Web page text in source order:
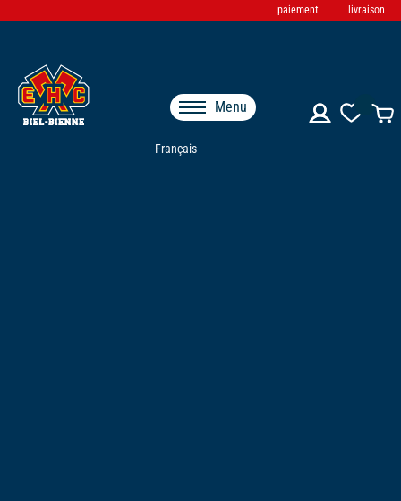
paiement livraison
Français
Menu